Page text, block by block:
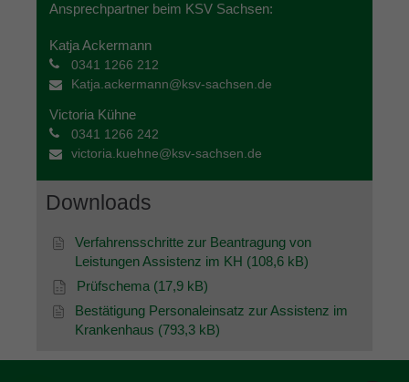
Ansprechpartner beim KSV Sachsen:
Katja Ackermann
0341 1266 212
Katja.ackermann@ksv-sachsen.de
Victoria Kühne
0341 1266 242
victoria.kuehne@ksv-sachsen.de
Downloads
Verfahrensschritte zur Beantragung von
Leistungen Assistenz im KH (108,6 kB)
Prüfschema (17,9 kB)
Bestätigung Personaleinsatz zur Assistenz im
Krankenhaus (793,3 kB)